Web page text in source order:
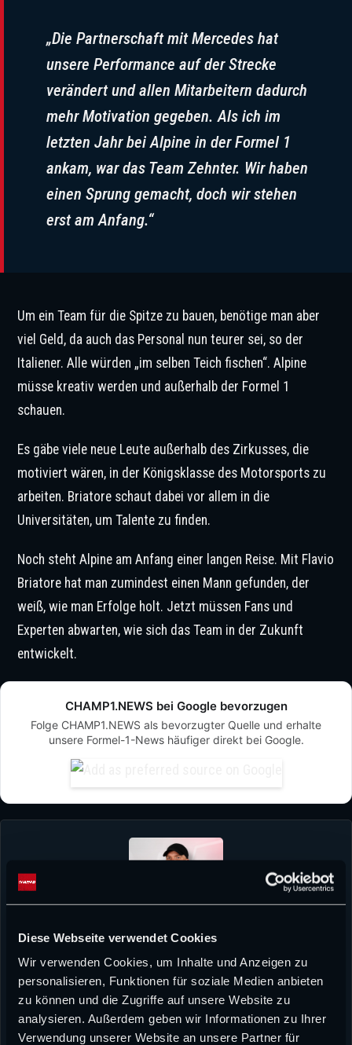
Diese Webseite verwendet Cookies
Wir verwenden Cookies, um Inhalte und Anzeigen zu
personalisieren, Funktionen für soziale Medien anbieten
zu können und die Zugriffe auf unsere Website zu
analysieren. Außerdem geben wir Informationen zu Ihrer
Verwendung unserer Website an unsere Partner für
„Die Partnerschaft mit Mercedes hat
unsere Performance auf der Strecke
verändert und allen Mitarbeitern dadurch
mehr Motivation gegeben. Als ich im
letzten Jahr bei Alpine in der Formel 1
ankam, war das Team Zehnter. Wir haben
einen Sprung gemacht, doch wir stehen
erst am Anfang.“
Um ein Team für die Spitze zu bauen, benötige man aber
viel Geld, da auch das Personal nun teurer sei, so der
Italiener. Alle würden „im selben Teich fischen“. Alpine
müsse kreativ werden und außerhalb der Formel 1
schauen.
Es gäbe viele neue Leute außerhalb des Zirkusses, die
motiviert wären, in der Königsklasse des Motorsports zu
arbeiten. Briatore schaut dabei vor allem in die
Universitäten, um Talente zu finden.
Noch steht Alpine am Anfang einer langen Reise. Mit Flavio
Briatore hat man zumindest einen Mann gefunden, der
weiß, wie man Erfolge holt. Jetzt müssen Fans und
Experten abwarten, wie sich das Team in der Zukunft
entwickelt.
CHAMP1.NEWS bei Google bevorzugen
Folge CHAMP1.NEWS als bevorzugter Quelle und erhalte
unsere Formel-1-News häufiger direkt bei Google.
David Heermann
David Heermann verbindet sportliche Leidenschaft mit journalistischem
Anspruch. Bereits während seines Medienwissenschaftsstudiums stand für
ihn fest, dass er seinen beruflichen Weg im Sportjournalismus gehen möchte.
Die Formel 1 begleitet ihn seit seiner Kindheit – heute interessiert ihn jedoch
weit mehr als das reine Renngeschehen. Strategische Entwicklungen,